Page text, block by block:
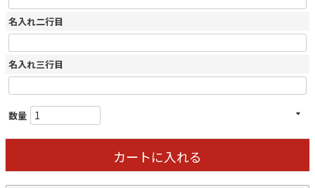
名入れ二行目
名入れ三行目
カートに入れる